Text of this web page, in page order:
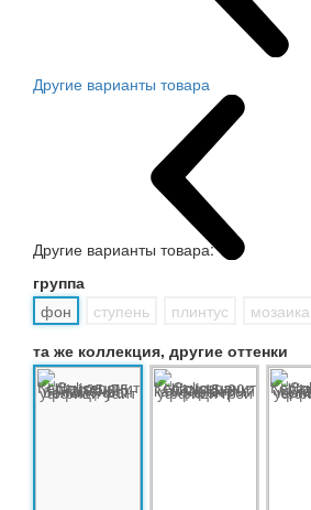
Другие варианты товара
Другие варианты товара:
группа
фон
ступень плинтус мозаика
та же коллекция, другие оттенки